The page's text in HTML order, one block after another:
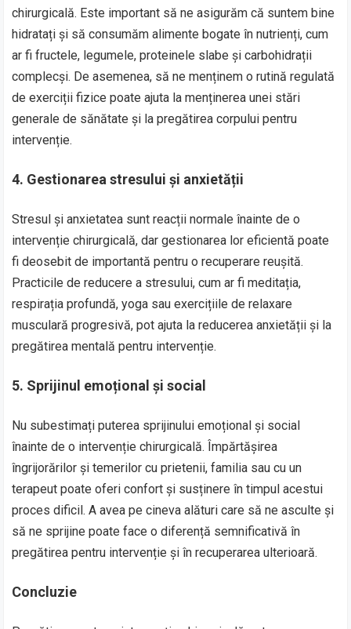
chirurgicală. Este important să ne asigurăm că suntem bine
hidratați și să consumăm alimente bogate în nutrienți, cum
ar fi fructele, legumele, proteinele slabe și carbohidrații
complecși. De asemenea, să ne menținem o rutină regulată
de exerciții fizice poate ajuta la menținerea unei stări
generale de sănătate și la pregătirea corpului pentru
intervenție.
4. Gestionarea stresului și anxietății
Stresul și anxietatea sunt reacții normale înainte de o
intervenție chirurgicală, dar gestionarea lor eficientă poate
fi deosebit de importantă pentru o recuperare reușită.
Practicile de reducere a stresului, cum ar fi meditația,
respirația profundă, yoga sau exercițiile de relaxare
musculară progresivă, pot ajuta la reducerea anxietății și la
pregătirea mentală pentru intervenție.
5. Sprijinul emoțional și social
Nu subestimați puterea sprijinului emoțional și social
înainte de o intervenție chirurgicală. Împărtășirea
îngrijorărilor și temerilor cu prietenii, familia sau cu un
terapeut poate oferi confort și susținere în timpul acestui
proces dificil. A avea pe cineva alături care să ne asculte și
să ne sprijine poate face o diferență semnificativă în
pregătirea pentru intervenție și în recuperarea ulterioară.
Concluzie